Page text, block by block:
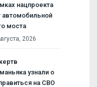
нацпроекта
автомобильной
моста
2026
узнали о
на СВО